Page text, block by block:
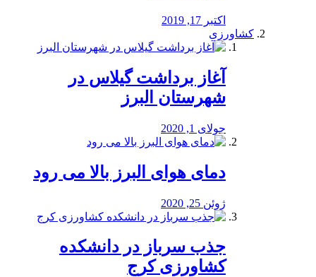
اکتبر 17, 2019
کشاورزی
آغاز برداشت گیلاس در
شهرستان البرز
جولای 1, 2020
دمای هوای البرز بالا می رود
ژوئن 25, 2020
جذب سرباز در دانشکده
کشاورزی کرج